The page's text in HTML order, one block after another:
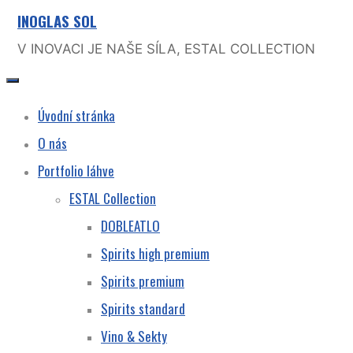
Skip
to
INOGLAS SOL
V INOVACI JE NAŠE SÍLA, ESTAL COLLECTION
Úvodní stránka
O nás
Portfolio láhve
ESTAL Collection
DOBLEATLO
Spirits high premium
Spirits premium
Spirits standard
Vino & Sekty